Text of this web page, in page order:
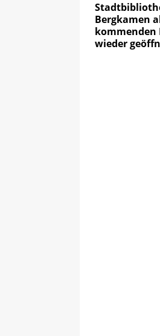
Bergkamen
kommenden
wieder